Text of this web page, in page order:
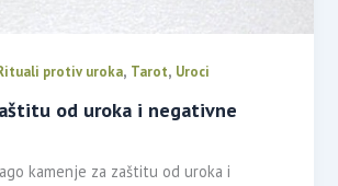
protiv uroka, Tarot, Uroci
od uroka i negativne
kamenje za zaštitu od uroka i